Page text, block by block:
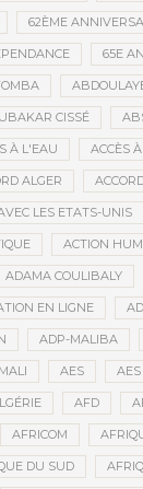
62ÈME
65E
CISSÉ
À L'EAU ACCÈS
ALGER
LES ETATS-UNIS
ACTION
ADAMA COULIBALY
EN LIGNE
ADP-MALIBA
AES
AFD
AFRICOM
DU SUD